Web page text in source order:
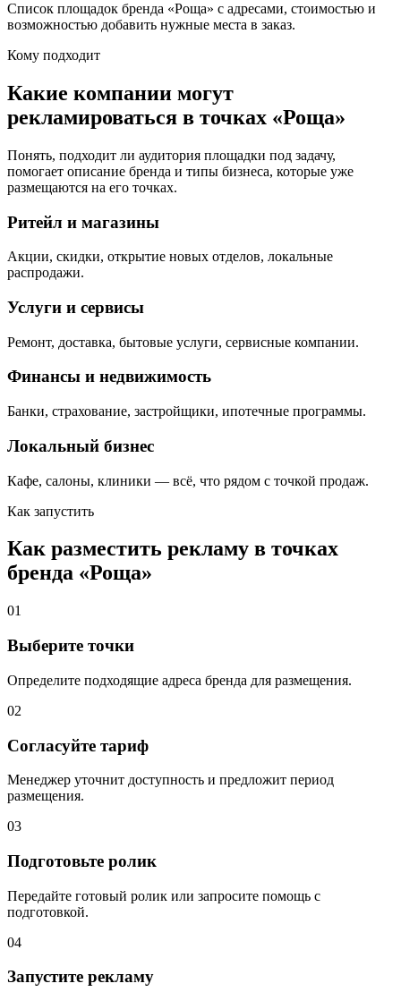
Список площадок бренда «Роща» с адресами, стоимостью и
возможностью добавить нужные места в заказ.
Кому подходит
Какие компании могут
рекламироваться в точках «Роща»
Понять, подходит ли аудитория площадки под задачу,
помогает описание бренда и типы бизнеса, которые уже
размещаются на его точках.
Ритейл и магазины
Акции, скидки, открытие новых отделов, локальные
распродажи.
Услуги и сервисы
Ремонт, доставка, бытовые услуги, сервисные компании.
Финансы и недвижимость
Банки, страхование, застройщики, ипотечные программы.
Локальный бизнес
Кафе, салоны, клиники — всё, что рядом с точкой продаж.
Как запустить
Как разместить рекламу в точках
бренда «Роща»
01
Выберите точки
Определите подходящие адреса бренда для размещения.
02
Согласуйте тариф
Менеджер уточнит доступность и предложит период
размещения.
03
Подготовьте ролик
Передайте готовый ролик или запросите помощь с
подготовкой.
04
Запустите рекламу